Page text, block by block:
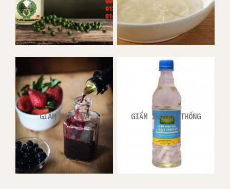
GIẤM HOA QUẢ GIẤM TRUYỀN THỐNG